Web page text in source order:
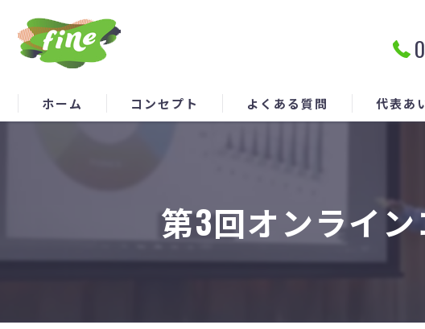
ホーム コンセプト よくある質問 代表あ
第3回オンライ